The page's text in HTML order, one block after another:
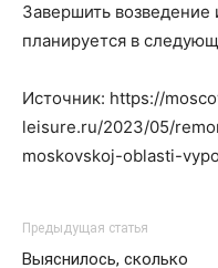
Завершить
планируется в
Источник: https://
leisure.ru/2023/05/
moskovskoj-oblasti-
Предыдущая статья
Выяснилось, сколько